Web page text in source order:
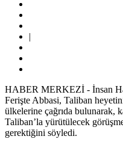
|
HABER MERKEZİ - İnsan
Ferişte Abbasi, Taliban
ülkelerine çağrıda bulunarak,
Taliban’la yürütülecek
gerektiğini söyledi.